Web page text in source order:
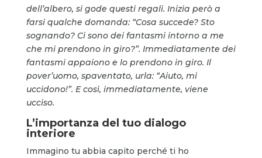
dell’albero, si gode questi regali. Inizia però a
farsi qualche domanda: “Cosa succede? Sto
sognando? Ci sono dei fantasmi intorno a me
che mi prendono in giro?”. Immediatamente dei
fantasmi appaiono e lo prendono in giro. Il
pover’uomo, spaventato, urla: “Aiuto, mi
uccidono!”. E così, immediatamente, viene
ucciso.
L’importanza del tuo dialogo
interiore
Immagino tu abbia capito perché ti ho